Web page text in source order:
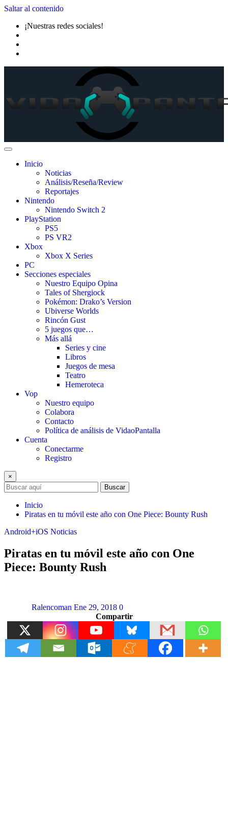
Saltar al contenido
¡Nuestras redes sociales!
Inicio
Noticias
Análisis/Reseña/Review
Reportajes
Nintendo
Nintendo Switch 2
PlayStation
PS5
PS VR2
Xbox
Xbox X Series
PC
Secciones especiales
Nuestro Equipo Opina
Tales of Shergiock
Pokémon: Drako’s Version
Ubiverse Worlds
Rincón Gust
5 juegos que…
Más allá
Series y cine
Libros
Juegos de mesa
Teatro
Hemeroteca
Vop
Nuestro equipo
Colabora
Contacto
Política de análisis de VidaoPantalla
Cuenta
Conectarme
Registro
×
Buscar
Inicio
Piratas en tu móvil este año con One Piece: Bounty Rush
Android+iOS Noticias
Piratas en tu móvil este año con One
Piece: Bounty Rush
Ralencoman Ene 29, 2018 0
Compartir